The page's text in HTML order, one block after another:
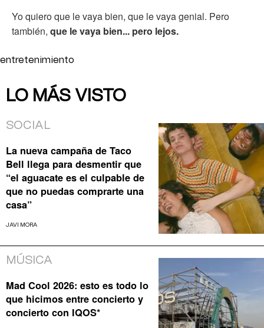
Yo quiero que le vaya bien, que le vaya genial. Pero
también, que le vaya bien... pero lejos.
entretenimiento
LO MÁS VISTO
SOCIAL
La nueva campaña de Taco
Bell llega para desmentir que
“el aguacate es el culpable de
que no puedas comprarte una
casa”
JAVI MORA
MÚSICA
Mad Cool 2026: esto es todo lo
que hicimos entre concierto y
concierto con IQOS*